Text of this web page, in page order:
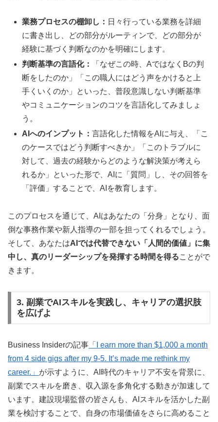
業務プロセスの棚卸し： 日々行っている業務を詳細
に書き出し、どの部分がルーティンで、どの部分が
経験に基づく判断なのかを明確にします。
判断基準の言語化：
「なぜこの時、AではなくBの判
断をしたのか」「この職人にはどう声をかけると上
手くいくのか」といった、普段意識しない判断基準
やコミュニケーションのコツを言語化してみましょ
う。
AIへのインプット：言語化した情報をAIに与え、「こ
のケースではどう判断すべきか」「このトラブルに
対して、過去の経験からどのような解決策が考えら
れるか」といった形で、AIに「質問」し、その回答を
「評価」することで、AIを教育します。
このプロセスを通じて、AIはあなたの「分身」となり、面
倒な事務作業や新人指導の一部を担ってくれるでしょう。
そして、あなたはAIでは代替できない「人間的価値」に集
中し、真のリーダーシップを発揮する時間を得ることがで
きます。
3. 副業でAIスキルを実践し、キャリアの選択肢
を広げよ
Business Insiderの記事 「I earn more than $1,000 a month
from 4 side gigs after my 9-5. It’s made me rethink my
career.」 が示すように、AI時代のキャリア不安を背景に、
副業でスキルを磨き、収入源を多角化する動きが加速して
います。建設現場監督の皆さんも、AIスキルを活かした副
業を検討することで、自身の市場価値をさらに高めること